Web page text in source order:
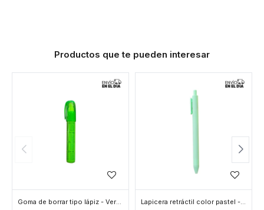
Productos que te pueden interesar
Goma de borrar tipo lápiz - Verde Lapicera retráctil color pastel - Verde